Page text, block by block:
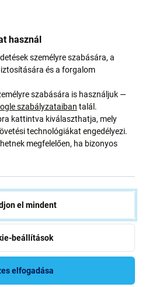
tájékoztatást kapjon az
és hírekről. Ugyanakkor
megerősítem, hogy több mint
kapjak
használ
személyre szabására, a
és a forgalom
szabására is használjuk —
szabályzataiban talál.
kattintva kiválaszthatja, mely
technológiákat engedélyezi.
megfelelően, ha bizonyos
el mindent
beállítások
elfogadása